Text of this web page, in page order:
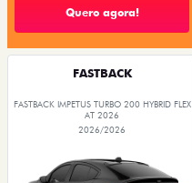
Quero agora!
FASTBACK
FASTBACK IMPETUS TURBO 200 HYBRID FLEX
AT 2026
2026/2026